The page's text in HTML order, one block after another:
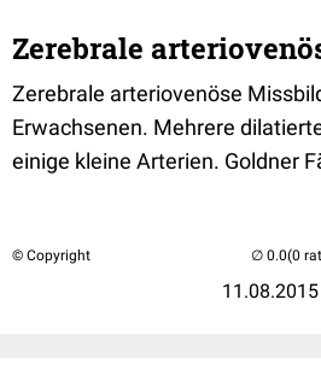
Zerebrale
Zerebrale arteriovenöse
Erwachsenen. Mehrere
einige kleine Arterien. Goldner
© Copyright
11.08.2015
(0